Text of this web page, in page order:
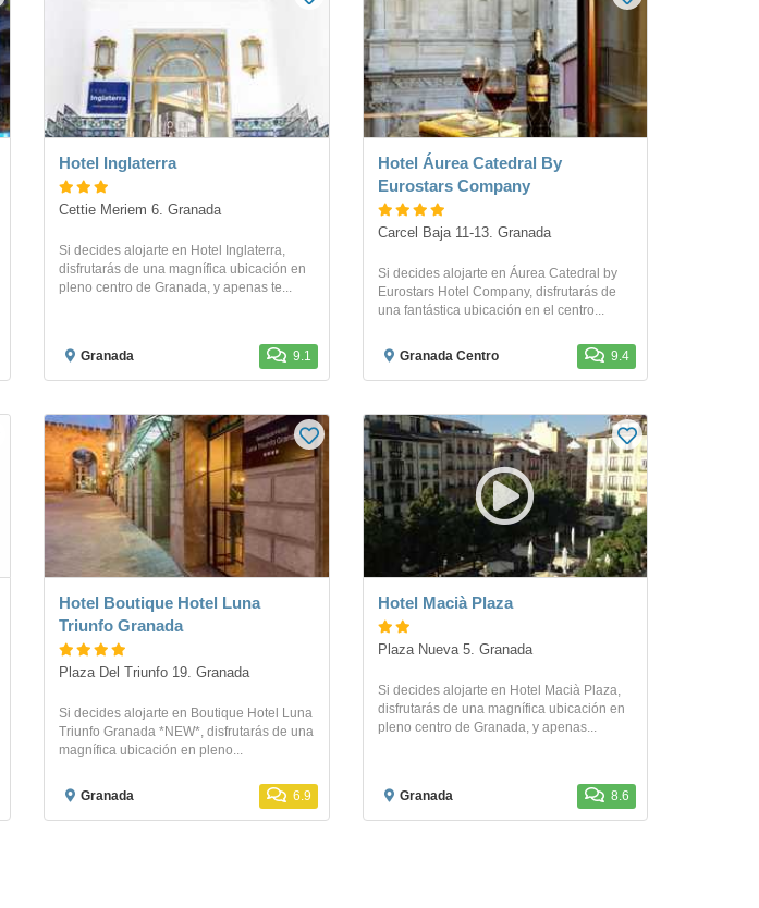
Hotel Inglaterra
Cettie Meriem 6. Granada
Si decides alojarte en Hotel Inglaterra,
disfrutarás de una magnífica ubicación en
pleno centro de Granada, y apenas te...
Granada 9.1
Hotel Áurea Catedral By
Eurostars Company
Carcel Baja 11-13. Granada
Si decides alojarte en Áurea Catedral by
Eurostars Hotel Company, disfrutarás de
una fantástica ubicación en el centro...
Granada Centro 9.4
Hotel Boutique Hotel Luna
Triunfo Granada
Plaza Del Triunfo 19. Granada
Si decides alojarte en Boutique Hotel Luna
Triunfo Granada *NEW*, disfrutarás de una
magnífica ubicación en pleno...
Granada 6.9
Hotel Macià Plaza
Plaza Nueva 5. Granada
Si decides alojarte en Hotel Macià Plaza,
disfrutarás de una magnífica ubicación en
pleno centro de Granada, y apenas...
Granada 8.6